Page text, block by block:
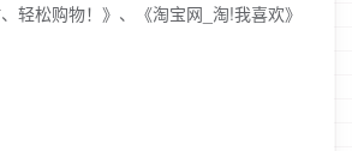
轻松购物！》、《淘宝网_淘!我喜欢》